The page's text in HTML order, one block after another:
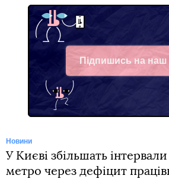
Підпишись на наш
Telegram
Новини
У Києві збільшать
метро через дефіцит